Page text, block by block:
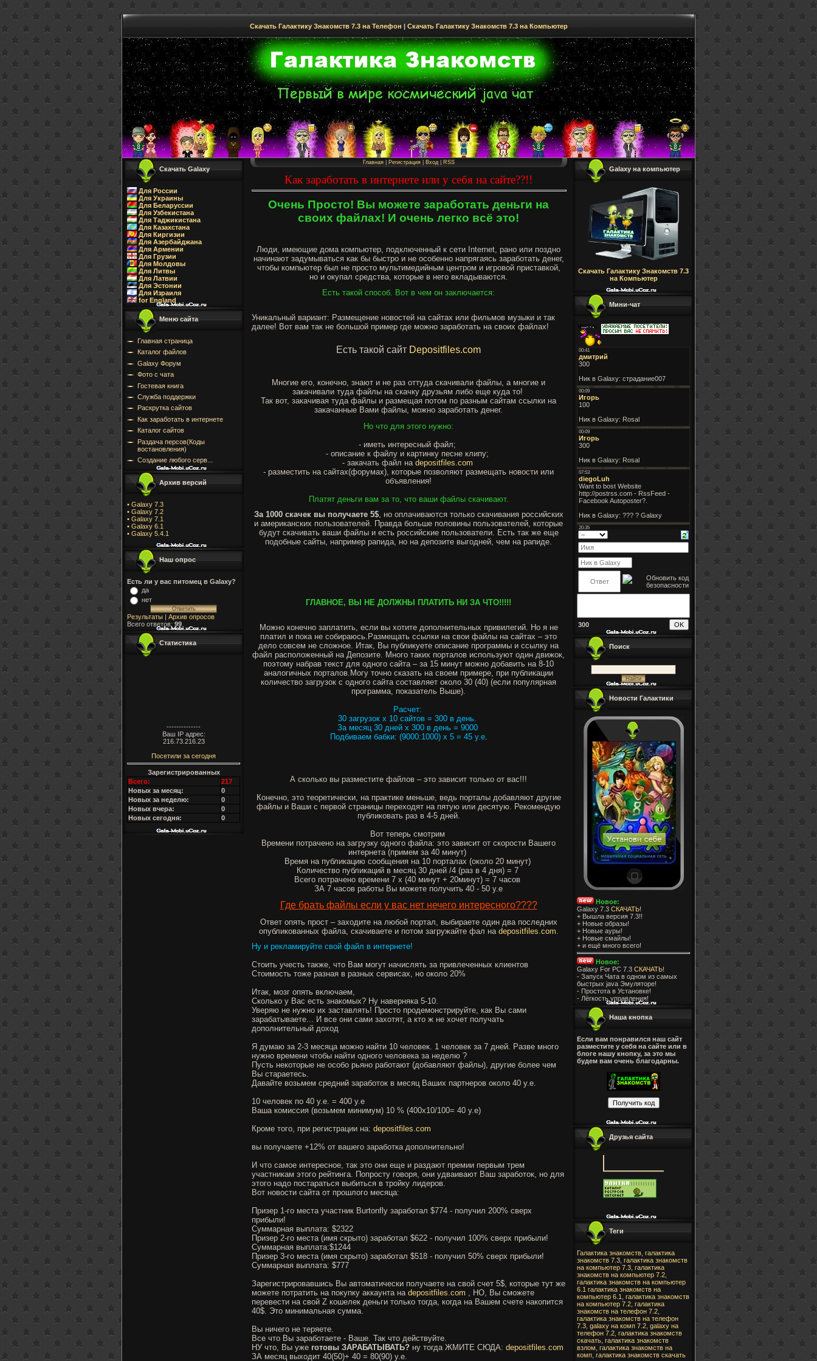
Скачать Галактику Знакомств 7.3 на Телефон | Скачать Галактику Знакомств 7.3 на Компьютер
Скачать Galaxy
Для России
Для Украины
Для Беларуссии
Для Узбекистана
Для Таджикистана
Для Казахстана
Для Киргизии
Для Азербайджана
Для Армении
Для Грузии
Для Молдовы
Для Литвы
Для Латвии
Для Эстонии
Для Израиля
for England
Меню сайта
Главная страница
Каталог файлов
Galaxy Форум
Фото с чата
Гостевая книга
Служба поддержки
Раскрутка сайтов
Как заработать в интернете
Каталог сайтов
Раздача персов(Коды
востановления)
Создание любого серв...
Архив версий
• Galaxy 7.3
• Galaxy 7.2
• Galaxy 7.1
• Galaxy 6.1
• Galaxy 5.4.1
Наш опрос
Есть ли у вас питомец в Galaxy?
да
нет
Результаты | Архив опросов
Всего ответов: 99
Статистика
--------------
Ваш IP адрес:
216.73.216.23
Посетили за сегодня
Зарегистрированных
Всего:
217
Новых за месяц:
0
Новых за неделю:
0
Новых вчера:
0
Новых сегодня:
0
Главная| Регистрация| Вход| RSS
Как заработать в интернете или у себя на сайте??!!
Очень Просто! Вы можете заработать деньги на
своих файлах! И очень легко всё это!
Люди, имеющие дома компьютер, подключенный к сети Internet, рано или поздно
начинают задумываться как бы быстро и не особенно напрягаясь заработать денег,
чтобы компьютер был не просто мультимедийным центром и игровой приставкой,
но и окупал средства, которые в него вкладываются.
Есть такой способ. Вот в чем он заключается:
Уникальный вариант: Размещение новостей на сайтах или фильмов музыки и так
далее! Вот вам так не большой пример где можно заработать на своих файлах!
Есть такой сайт Depositfiles.com
Многие его, конечно, знают и не раз оттуда скачивали файлы, а многие и
закачивали туда файлы на скачку друзьям либо еще куда то!
Так вот, закачивая туда файлы и размещая потом по разным сайтам ссылки на
закачанные Вами файлы, можно заработать денег.
Но что для этого нужно:
- иметь интересный файл;
- описание к файлу и картинку песне клипу;
- закачать файл на depositfiles.com
- разместить на сайтах(форумах), которые позволяют размещать новости или
объявления!
Платят деньги вам за то, что ваши файлы скачивают.
За 1000 скачек вы получаете 5$, но оплачиваются только скачивания российских
и американских пользователей. Правда больше половины пользователей, которые
будут скачивать ваши файлы и есть российские пользователи. Есть так же еще
подобные сайты, например рапида, но на депозите выгодней, чем на рапиде.
ГЛАВНОЕ, ВЫ НЕ ДОЛЖНЫ ПЛАТИТЬ НИ ЗА ЧТО!!!!!
Можно конечно заплатить, если вы хотите дополнительных привилегий. Но я не
платил и пока не собираюсь.Размещать ссылки на свои файлы на сайтах – это
дело совсем не сложное. Итак, Вы публикуете описание программы и ссылку на
файл расположенный на Депозите. Много таких порталов используют один движок,
поэтому набрав текст для одного сайта – за 15 минут можно добавить на 8-10
аналогичных порталов.Могу точно сказать на своем примере, при публикации
количество загрузок с одного сайта составляет около 30 (40) (если популярная
программа, показатель Выше).
Расчет:
30 загрузок х 10 сайтов = 300 в день.
За месяц 30 дней х 300 в день = 9000
Подбиваем бабки: (9000:1000) х 5 = 45 у.е.
А сколько вы разместите файлов – это зависит только от вас!!!
Конечно, это теоретически, на практике меньше, ведь порталы добавляют другие
файлы и Ваши с первой страницы переходят на пятую или десятую. Рекомендую
публиковать раз в 4-5 дней.
Вот теперь смотрим
Времени потрачено на загрузку одного файла: это зависит от скорости Вашего
интернета (примем за 40 минут)
Время на публикацию сообщения на 10 порталах (около 20 минут)
Количество публикаций в месяц 30 дней /4 (раз в 4 дня) = 7
Всего потрачено времени 7 х (40 минут + 20минут) = 7 часов
ЗА 7 часов работы Вы можете получить 40 - 50 у.е
Где брать файлы если у вас нет нечего интересного????
Ответ опять прост – заходите на любой портал, выбираете один два последних
опубликованных файла, скачиваете и потом загружайте фал на depositfiles.com
Ну и рекламируйте свой файл в интернете!
Стоить учесть также, что Вам могут начислять за привлеченных клиентов
Стоимость тоже разная в разных сервисах, но около 20%
Итак, мозг опять включаем,
Сколько у Вас есть знакомых? Ну наверняка 5-10.
Уверяю не нужно их заставлять! Просто продемонстрируйте, как Вы сами
зарабатываете... И все они сами захотят, а кто ж не хочет получать
дополнительный доход
Я думаю за 2-3 месяца можно найти 10 человек. 1 человек за 7 дней. Разве много
нужно времени чтобы найти одного человека за неделю ?
Пусть некоторые не особо рьяно работают (добавляют файлы), другие более чем
Вы стараетесь.
Давайте возьмем средний заработок в месяц Ваших партнеров около 40 у.е.
10 человек по 40 у.е. = 400 у.е
Ваша комиссия (возьмем минимум) 10 % (400х10/100= 40 у.е)
Кроме того, при регистрации на: depositfiles.com
вы получаете +12% от вашего заработка дополнительно!
И что самое интересное, так это они еще и раздают премии первым трем
участникам этого рейтинга. Попросту говоря, они удваивают Ваш заработок, но для
этого надо постараться выбиться в тройку лидеров.
Вот новости сайта от прошлого месяца:
Призер 1-го места участник Burtonfly заработал $774 - получил 200% сверх
прибыли!
Суммарная выплата: $2322
Призер 2-го места (имя скрыто) заработал $622 - получил 100% сверх прибыли!
Суммарная выплата:$1244
Призер 3-го места (имя скрыто) заработал $518 - получил 50% сверх прибыли!
Суммарная выплата: $777
Зарегистрировавшись Вы автоматически получаете на свой счет 5$, которые тут же
можете потратить на покупку аккаунта на depositfiles.com , НО, Вы сможете
перевести на свой Z кошелек деньги только тогда, когда на Вашем счете накопится
40$. Это минимальная сумма.
Вы ничего не теряете.
Все что Вы заработаете - Ваше. Так что действуйте.
НУ что, Вы уже готовы ЗАРАБАТЫВАТЬ? ну тогда ЖМИТЕ СЮДА: depositfiles.com
ЗА месяц выходит 40(50)+ 40 = 80(90) у.е.
Galaxy на компьютер
Скачать Галактику Знакомств 7.3
на Компьютер
Мини-чат
300
Поиск
Новости Галактики
Новое:
Galaxy 7.3 СКАЧАТЬ!
+ Вышла версия 7.3!!
+ Новые образы!
+ Новые ауры!
+ Новые смайлы!
+ и ещё много всего!
Новое:
Galaxy For PC 7.3 СКАЧАТЬ!
- Запуск Чата в одном из самых
быстрых java Эмуляторе!
- Простота в Установке!
- Лёгкость управления!
Наша кнопка
Если вам понравился наш сайт
разместите у себя на сайте или в
блоге нашу кнопку, за это мы
будем вам очень благодарны.
Друзья сайта
Теги
Галактика знакомств галактика
знакомств 7.3 галактика знакомств
на компьютер 7.3 галактика
знакомств на компьютер 7.2
галактика знакомств на компьютер
6.1 галактика знакомств на
компьютер 6.1
галактика знакомств
на компьютер 7.2 галактика
знакомств на телефон 7.2
галактика знакомств на телефон
7.3 galaxy на комп 7.2 galaxy на
телефон 7.2 галактика знакомств
скачать галактика знакомств
взлом галактика знакомств на
комп галактика знакомств скачать